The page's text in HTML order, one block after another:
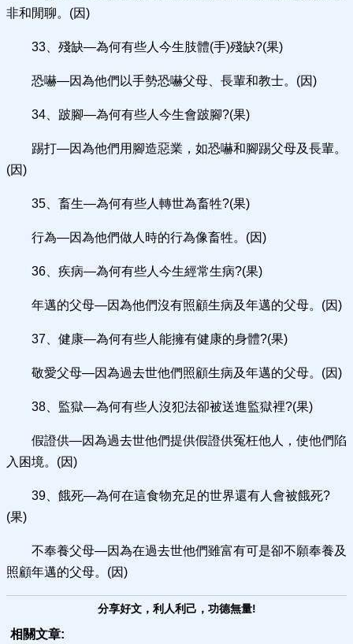
非和閒聊。(因)
33、殘缺—為何有些人今生肢體(手)殘缺?(果)
恐嚇—因為他們以手勢恐嚇父母、長輩和教士。(因)
34、跛腳—為何有些人今生會跛腳?(果)
踢打—因為他們用腳造惡業，如恐嚇和腳踢父母及長輩。
(因)
35、畜生—為何有些人轉世為畜牲?(果)
行為—因為他們做人時的行為像畜牲。(因)
36、疾病—為何有些人今生經常生病?(果)
年邁的父母—因為他們沒有照顧生病及年邁的父母。(因)
37、健康—為何有些人能擁有健康的身體?(果)
敬愛父母—因為過去世他們照顧生病及年邁的父母。(因)
38、監獄—為何有些人沒犯法卻被送進監獄裡?(果)
假證供—因為過去世他們提供假證供冤枉他人，使他們陷
入困境。(因)
39、餓死—為何在這食物充足的世界還有人會被餓死?
(果)
不奉養父母—因為在過去世他們雖富有可是卻不願奉養及
照顧年邁的父母。(因)
分享好文，利人利己，功德無量!
相關文章: